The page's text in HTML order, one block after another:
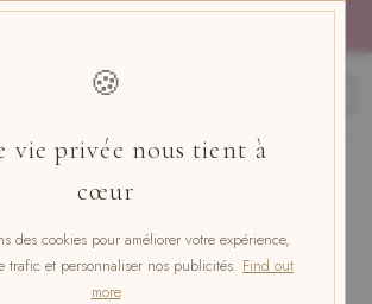
🍪
vie privée nous tient à
cœur
des cookies pour améliorer votre expérience,
trafic et personnaliser nos publicités. Find out
more
benefits of deep
a path to well-being